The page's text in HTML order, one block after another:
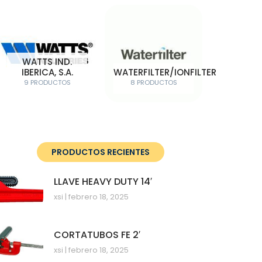
WATTS IND.
IBERICA, S.A.
9 PRODUCTOS
WATERFILTER/IONFILTER
8 PRODUCTOS
PRODUCTOS RECIENTES
LLAVE HEAVY DUTY 14′
xsi febrero 18, 2025
CORTATUBOS FE 2′
xsi febrero 18, 2025